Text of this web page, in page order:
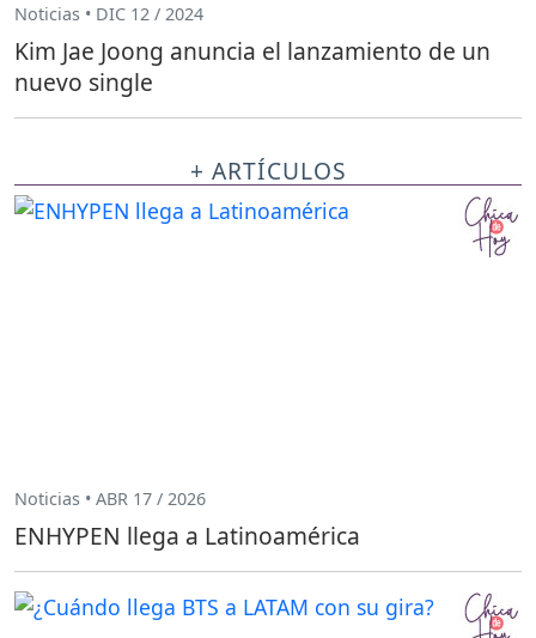
Noticias • DIC 12 / 2024
Kim Jae Joong anuncia el lanzamiento de un
nuevo single
+ ARTÍCULOS
Noticias • ABR 17 / 2026
ENHYPEN llega a Latinoamérica